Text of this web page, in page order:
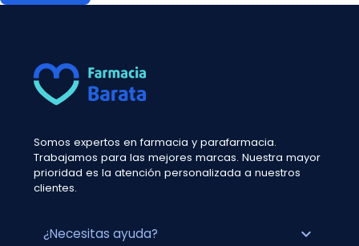
Somos expertos en farmacia y parafarmacia.
Trabajamos para las mejores marcas. Nuestra mayor
prioridad es la atención personalizada a nuestros
clientes.
¿Necesitas ayuda? expand_more